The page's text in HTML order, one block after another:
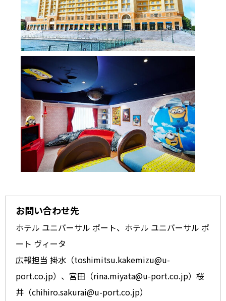
お問い合わせ先
ホテル ユニバーサル ポート、ホテル ユニバーサル ポ
ート ヴィータ
広報担当 掛水（toshimitsu.kakemizu@u-
port.co.jp）、宮田（rina.miyata@u-port.co.jp）桜
井（chihiro.sakurai@u-port.co.jp）